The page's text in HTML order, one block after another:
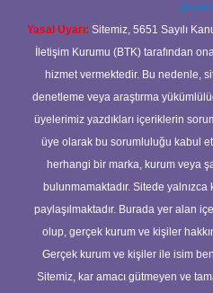
Yasal Uyarı: Sitemiz, 5651 Sayılı
İletişim Kurumu (BTK) tarafından
hizmet vermektedir. Bu nedenle,
denetleme veya araştırma
üyelerimiz yazdıkları içeriklerin
üye olarak bu sorumluluğu kabul
herhangi bir marka, kurum veya
bulunmamaktadır. Sitede yalnızca
paylaşılmaktadır. Burada yer alan
olup, gerçek kurum ve kişiler
Gerçek kurum ve kişiler ile isim
Sitemiz, kar amacı gütmeyen ve